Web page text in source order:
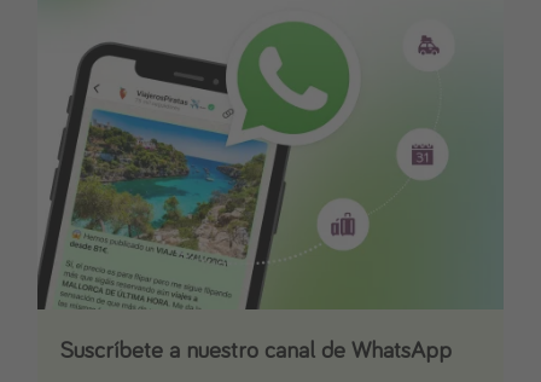
Suscríbete a nuestro canal de WhatsApp
Descarga nuestra app
¡Suscríbete a nuestro canal de Telegram!